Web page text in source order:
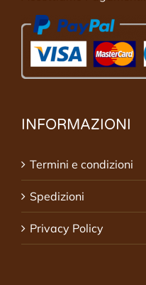
INFORMAZIONI
Termini e condizioni
Spedizioni
Privacy Policy